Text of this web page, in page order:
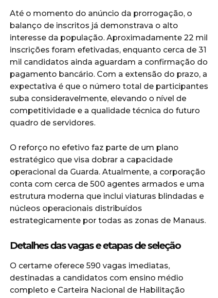
Até o momento do anúncio da prorrogação, o
balanço de inscritos já demonstrava o alto
interesse da população. Aproximadamente 22 mil
inscrições foram efetivadas, enquanto cerca de 31
mil candidatos ainda aguardam a confirmação do
pagamento bancário. Com a extensão do prazo, a
expectativa é que o número total de participantes
suba consideravelmente, elevando o nível de
competitividade e a qualidade técnica do futuro
quadro de servidores.
O reforço no efetivo faz parte de um plano
estratégico que visa dobrar a capacidade
operacional da Guarda. Atualmente, a corporação
conta com cerca de 500 agentes armados e uma
estrutura moderna que inclui viaturas blindadas e
núcleos operacionais distribuídos
estrategicamente por todas as zonas de Manaus.
Detalhes das vagas e etapas de seleção
O certame oferece 590 vagas imediatas,
destinadas a candidatos com ensino médio
completo e Carteira Nacional de Habilitação